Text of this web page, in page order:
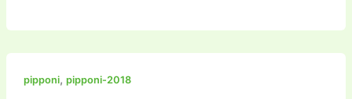
c
e
b
itt
er
ai
l
ai
l
st
o
e
gr
p
y
k
e
n
di
pipponi, pipponi-2018